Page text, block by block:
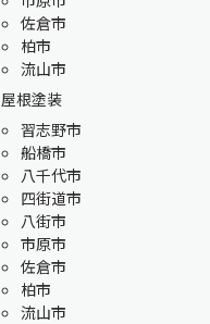
佐倉市
柏市
流山市
屋根塗装
習志野市
船橋市
八千代市
四街道市
八街市
市原市
佐倉市
柏市
流山市